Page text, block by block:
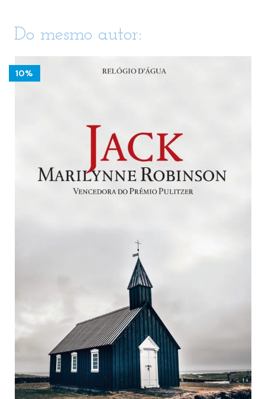
Do mesmo autor:
10%